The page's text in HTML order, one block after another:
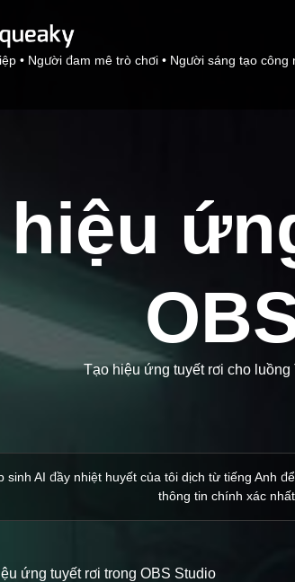
• Người đam mê trò chơi • Người sáng tạo công
hiệu
Tạo hiệu ứng tuyết rơi cho
sinh AI đầy nhiệt huyết của tôi dịch từ tiếng Anh
thông tin chính xác
ứng tuyết rơi trong OBS Studio